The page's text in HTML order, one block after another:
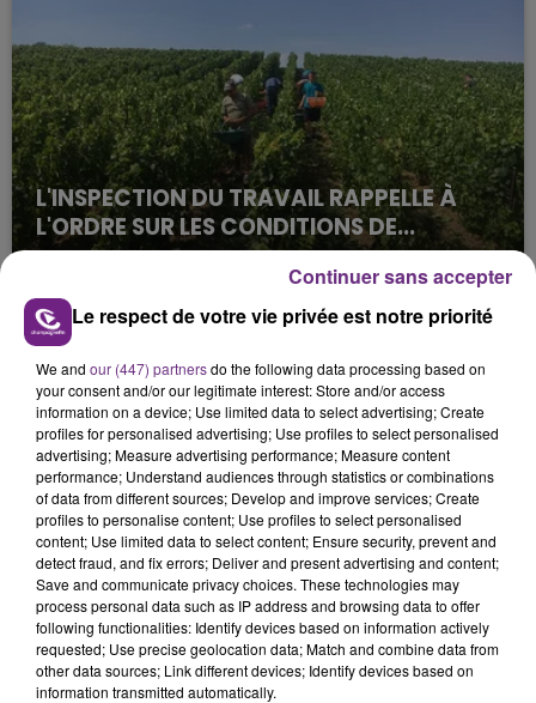
L'INSPECTION DU TRAVAIL RAPPELLE À
L'ORDRE SUR LES CONDITIONS DE...
Alors que les dates de début des vendange 2026
s'est avéré être plus précoce que prévu,
l'inspection du Travail en profite pour rappeler
les conditions de...
TITRES DIFFUSÉS
23h09
23h09
P!NK
Sober
23h05
23h05
MYLES SMITH & NIALL HORAN
Drive Safe
Le respect de votre vie privée est notre priorité
We and our (447) partnersdo the following data processing based on
your consent and/or our legitimate interest: Store and/or access
information on a device; Use limited data to select advertising; Create
profiles for personalised advertising; Use profiles to select personalised
advertising; Measure advertising performance; Measure content
performance; Understand audiences through statistics or combinations
of data from different sources; Develop and improve services; Create
profiles to personalise content; Use profiles to select personalised
content; Use limited data to select content; Ensure security, prevent and
detect fraud, and fix errors; Deliver and present advertising and content;
Save and communicate privacy choices. These technologies may
process personal data such as IP address and browsing data to offer
following functionalities: Identify devices based on information actively
requested; Use precise geolocation data; Match and combine data from
other data sources; Link different devices; Identify devices based on
information transmitted automatically.
Continuer sans accepter